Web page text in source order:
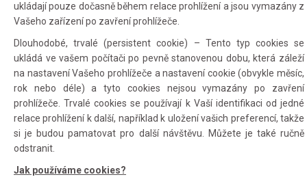
ukládají pouze dočasně během relace prohlížení a jsou vymazány z
Vašeho zařízení po zavření prohlížeče.
Dlouhodobé, trvalé (persistent cookie) – Tento typ cookies se
ukládá ve vašem počítači po pevně stanovenou dobu, která záleží
na nastavení Vašeho prohlížeče a nastavení cookie (obvykle měsíc,
rok nebo déle) a tyto cookies nejsou vymazány po zavření
prohlížeče. Trvalé cookies se používají k Vaší identifikaci od jedné
relace prohlížení k další, například k uložení vašich preferencí, takže
si je budou pamatovat pro další návštěvu. Můžete je také ručně
odstranit.
Jak používáme cookies?